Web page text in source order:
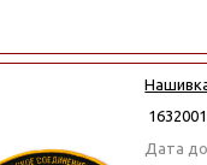
Дата